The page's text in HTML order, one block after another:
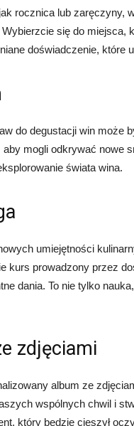
rocznica lub zaręczyny,
się do miejsca,
doświadczenie, które
do degustacji win może
mogli odkrywać nowe
świata wina.
umiejętności
kurs prowadzony przez
dania. To nie tylko
zdjęciami
album ze
wspólnych chwil i
który będzie cieszył